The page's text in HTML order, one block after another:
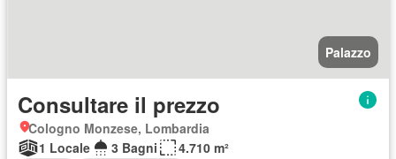
Palazzo
Consultare il prezzo
Cologno Monzese, Lombardia
1 Locale
3 Bagni
4.710 m²